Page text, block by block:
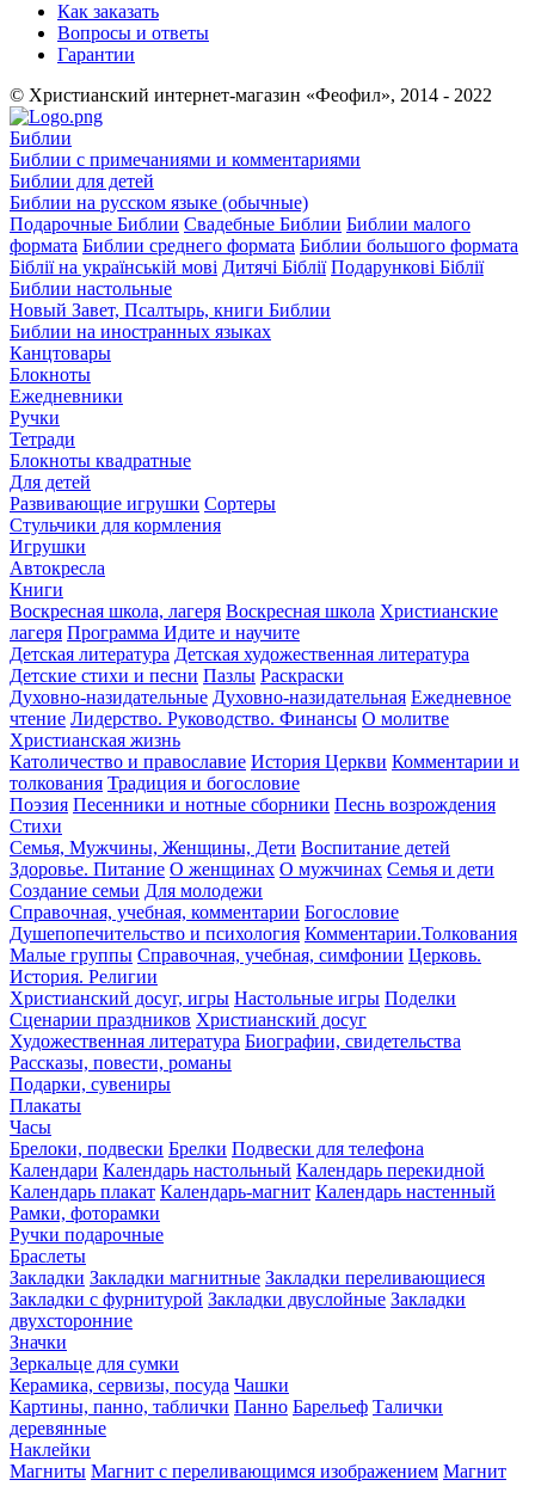
Как заказать
Вопросы и ответы
Гарантии
© Христианский интернет-магазин «Феофил», 2014 - 2022
Библии
Библии с примечаниями и комментариями
Библии для детей
Библии на русском языке (обычные)
Подарочные Библии Свадебные Библии Библии малого
формата Библии среднего формата Библии большого формата
Біблії на українській мові Дитячі Біблії Подарункові Біблії
Библии настольные
Новый Завет, Псалтырь, книги Библии
Библии на иностранных языках
Канцтовары
Блокноты
Ежедневники
Ручки
Тетради
Блокноты квадратные
Для детей
Развивающие игрушки Сортеры
Стульчики для кормления
Игрушки
Автокресла
Книги
Воскресная школа, лагеря Воскресная школа Христианские
лагеря Программа Идите и научите
Детская литература Детская художественная литература
Детские стихи и песни Пазлы Раскраски
Духовно-назидательные Духовно-назидательная Ежедневное
чтение Лидерство. Руководство. Финансы О молитве
Христианская жизнь
Католичество и православие История Церкви Комментарии и
толкования Традиция и богословие
Поэзия Песенники и нотные сборники Песнь возрождения
Стихи
Семья, Мужчины, Женщины, Дети Воспитание детей
Здоровье. Питание О женщинах О мужчинах Семья и дети
Создание семьи Для молодежи
Справочная, учебная, комментарии Богословие
Душепопечительство и психология Комментарии.Толкования
Малые группы Справочная, учебная, симфонии Церковь.
История. Религии
Христианский досуг, игры Настольные игры Поделки
Сценарии праздников Христианский досуг
Художественная литература Биографии, свидетельства
Рассказы, повести, романы
Подарки, сувениры
Плакаты
Часы
Брелоки, подвески Брелки Подвески для телефона
Календари Календарь настольный Календарь перекидной
Календарь плакат Календарь-магнит Календарь настенный
Рамки, фоторамки
Ручки подарочные
Браслеты
Закладки Закладки магнитные Закладки переливающиеся
Закладки с фурнитурой Закладки двуслойные Закладки
двухсторонние
Значки
Зеркальце для сумки
Керамика, сервизы, посуда Чашки
Картины, панно, таблички Панно Барельеф Талички
деревянные
Наклейки
Магниты Магнит с переливающимся изображением Магнит